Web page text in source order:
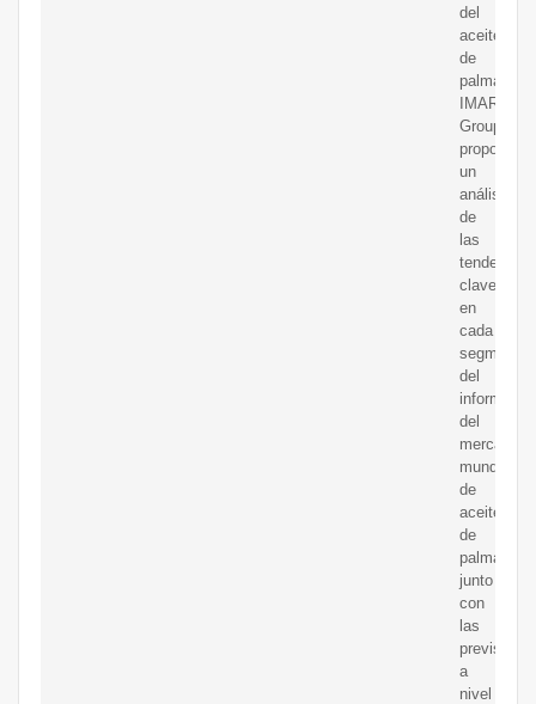
del
aceite
de
palma:
IMARC
Group
un
análisis
de
las
tendencias
clave
en
cada
segmento
del
informe
del
mercado
mundial
de
aceite
de
palma,
junto
con
las
a
nivel